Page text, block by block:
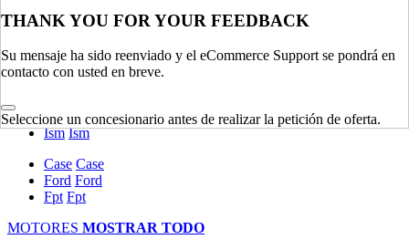
THANK YOU FOR YOUR FEEDBACK
Su mensaje ha sido reenviado y el eCommerce Support se pondrá en
contacto con usted en breve.
Seleccione un concesionario antes de realizar la petición de oferta.
MOTORES
Unidades De Potencia Unidades De Potencia
Ism Ism
Case Case
Ford Ford
Fpt Fpt
MOTORES MOSTRAR TODO